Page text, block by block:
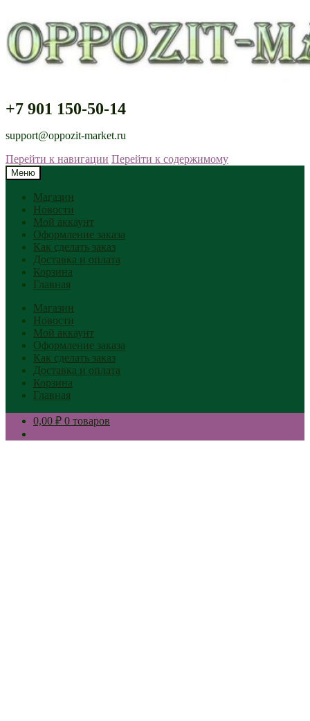
+7 901 150-50-14
support@oppozit-market.ru
Перейти к навигации Перейти к содержимому
Меню
Магазин
Новости
Мой аккаунт
Оформление заказа
Как сделать заказ
Доставка и оплата
Корзина
Главная
Магазин
Новости
Мой аккаунт
Оформление заказа
Как сделать заказ
Доставка и оплата
Корзина
Главная
0,00 ₽ 0 товаров